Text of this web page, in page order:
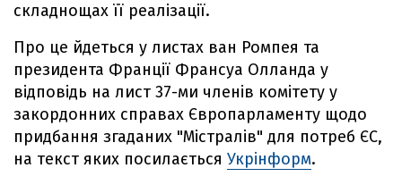
складнощах її реалізації.
Про це йдеться у листах ван Ромпея та
президента Франції Франсуа Олланда у
відповідь на лист 37-ми членів комітету у
закордонних справах Європарламенту щодо
придбання згаданих "Містралів" для потреб ЄС,
на текст яких посилається Укрінформ.